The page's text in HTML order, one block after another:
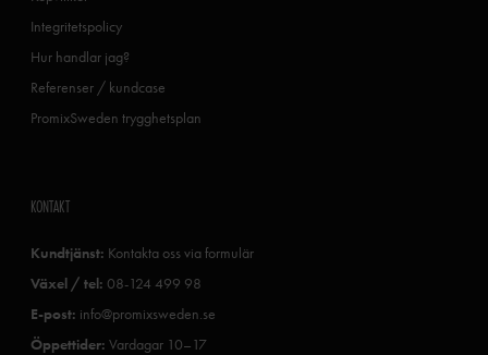
Integritetspolicy
Hur handlar jag?
Referenser / kundcase
PromixSweden trygghetsplan
KONTAKT
Kundtjänst: Kontakta oss via formulär
Växel / tel: 08-124 499 98
E-post: info@promixsweden.se
Öppettider: Vardagar 10–17